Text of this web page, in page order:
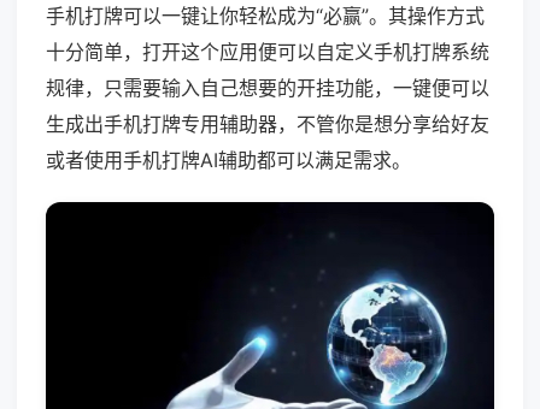
手机打牌可以一键让你轻松成为“必赢”。其操作方式
十分简单，打开这个应用便可以自定义手机打牌系统
规律，只需要输入自己想要的开挂功能，一键便可以
生成出手机打牌专用辅助器，不管你是想分享给好友
或者使用手机打牌AI辅助都可以满足需求。